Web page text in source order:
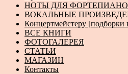
НОТЫ ДЛЯ
ВОКАЛЬНЫЕ
Концертмейстеру [подборки
ВСЕ КНИГИ
ФОТОГАЛЕРЕЯ
СТАТЬИ
МАГАЗИН
Контакты